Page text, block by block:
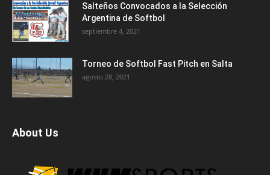
Salteños Convocados a la Selección
Argentina de Softbol
septiembre 4, 2021
Torneo de Softbol Fast Pitch en Salta
agosto 28, 2021
About Us